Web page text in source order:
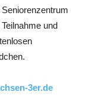
und
3er.de